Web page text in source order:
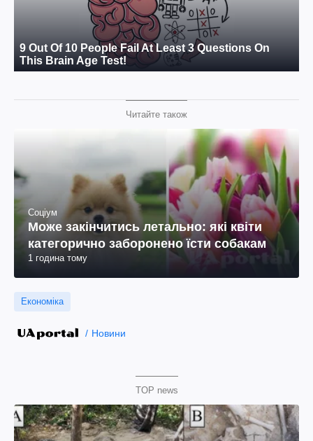
Читайте також
Соціум
Може закінчитись летально: які квіти
категорично заборонено їсти собакам
1 година тому
Економіка
Новини
TOP news